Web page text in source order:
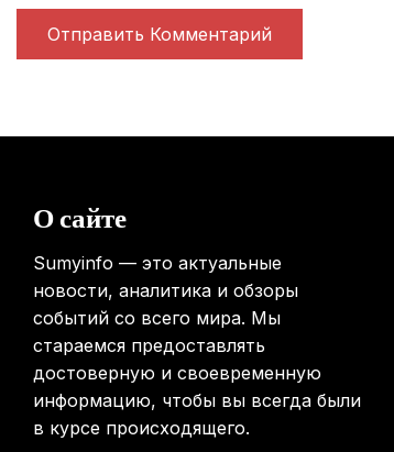
О сайте
Sumyinfo — это актуальные
новости, аналитика и обзоры
событий со всего мира. Мы
стараемся предоставлять
достоверную и своевременную
информацию, чтобы вы всегда были
в курсе происходящего.